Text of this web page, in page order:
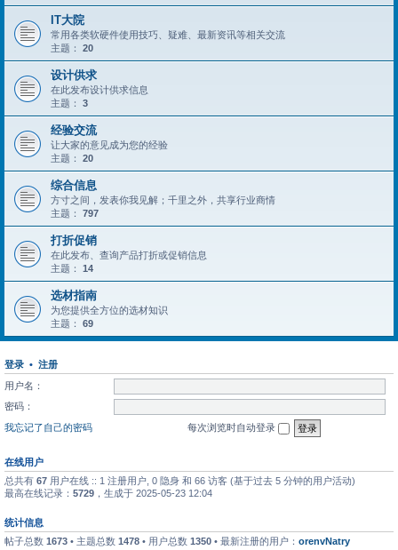
IT大院
常用各类软硬件使用技巧、疑难、最新资讯等相关交流
主题： 20
设计供求
在此发布设计供求信息
主题： 3
经验交流
让大家的意见成为您的经验
主题： 20
综合信息
方寸之间，发表你我见解；千里之外，共享行业商情
主题： 797
打折促销
在此发布、查询产品打折或促销信息
主题： 14
选材指南
为您提供全方位的选材知识
主题： 69
登录 • 注册
用户名：
密码：
我忘记了自己的密码
每次浏览时自动登录
在线用户
总共有 67 用户在线 :: 1 注册用户, 0 隐身 和 66 访客 (基于过去 5 分钟的用户活动)
最高在线记录： 5729 ，生成于 2025-05-23 12:04
统计信息
帖子总数 1673 • 主题总数 1478 • 用户总数 1350 • 最新注册的用户： orenvNatry